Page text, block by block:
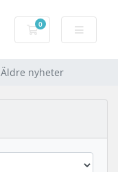
0
Kundvagn
Äldre nyheter